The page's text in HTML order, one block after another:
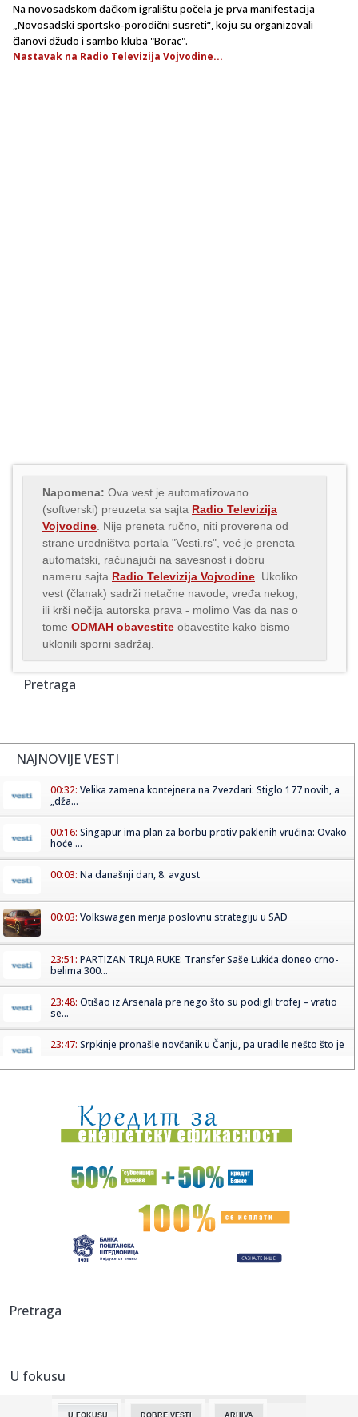
Na novosadskom đačkom igralištu počela je prva manifestacija
„Novosadski sportsko-porodični susreti“, koju su organizovali
članovi džudo i sambo kluba "Borac".
Nastavak na Radio Televizija Vojvodine...
Napomena: Ova vest je automatizovano
(softverski) preuzeta sa sajta Radio Televizija
Vojvodine . Nije preneta ručno, niti proverena od
strane uredništva portala "Vesti.rs", već je preneta
automatski, računajući na savesnost i dobru
nameru sajta Radio Televizija Vojvodine . Ukoliko
vest (članak) sadrži netačne navode, vređa nekog,
ili krši nečija autorska prava - molimo Vas da nas o
tome ODMAH obavestite obavestite kako bismo
uklonili sporni sadržaj.
Pretraga
NAJNOVIJE VESTI
00:32: Velika zamena kontejnera na Zvezdari: Stiglo 177 novih, a
„dža...
00:16: Singapur ima plan za borbu protiv paklenih vrućina: Ovako
hoće ...
00:03: Na današnji dan, 8. avgust
00:03: Volkswagen menja poslovnu strategiju u SAD
23:51: PARTIZAN TRLJA RUKE: Transfer Saše Lukića doneo crno-
belima 300...
23:48: Otišao iz Arsenala pre nego što su podigli trofej – vratio
se...
23:47: Srpkinje pronašle novčanik u Čanju, pa uradile nešto što je
23:42:Kraj za Aleksandru i Anu: Eliminisane već na startu
23:35:"Nema lakih utakmica, ali mi smo Vojvodina"
Ribakina sigurna u Torontu
23:32:Brenin potez posle pada razbesneo javnost: Devojka joj
na ene...
23:25:
Pretraga
U fokusu
U FOKUSU DOBRE VESTI ARHIVA